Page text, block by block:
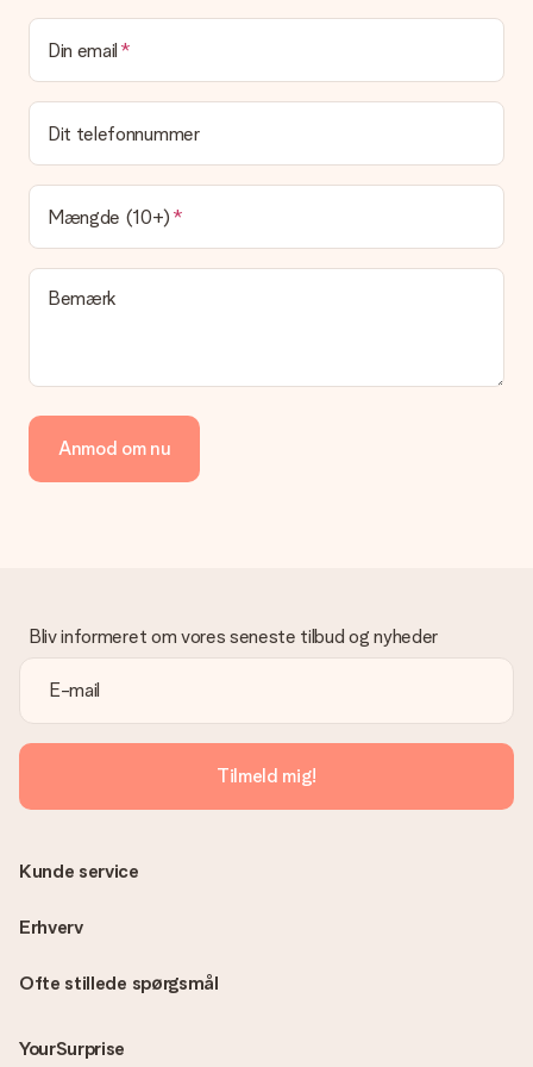
Kan jeg vælge en leveringsdato?
Det er ikke muligt at vælge en bestemt leveringsdato.
Hvad er leveringstiden, og hvornår modtager jeg min
gave?
Leveringstiden findes på gavens produktside. Du kan stole på,
at vores postfirma leverer din gave på denne dag.
Hvilke leveringsmuligheder kan jeg vælge?
I øjeblikket er det ikke (endnu) muligt at vælge en
leveringsindstilling. Den gave, du vil bestille, sendes enten som
en pakke eller som postkasse levering. Vil du gerne vide
hvilken måde din ordre sendes på? Kontakt venligst vores
Vi tilbyder følgende betalingsmetoder: Dankort, Paypal,
kreditkort, faktura via Klarna eller bankoverførsel. I tilfælde af
manuel betaling overførsel, skal du tage højde for en ekstra 3
venligst vores kundeservice, de hjælper gerne med at finde en
passende løsning.
Er fakturaen sendt sammen med ordren?
Ingen faktura sendes med din ordre. Du modtager altid
fakturaen i bekræftelsesemailen, og du kan altid finde den i din
MySurprise-konto. Det betyder at du kan få gaven leveret
direkte til modtageren, hvilket gør det til en sand
overraskelse!
Din email
Dit telefonnummer
Mængde (10+)
Bemærk
Anmod om nu
Bliv informeret om vores seneste tilbud og nyheder
Tilmeld mig!
Ofte stillede spørgsmål
YourSurprise
Kunde service
Erhverv